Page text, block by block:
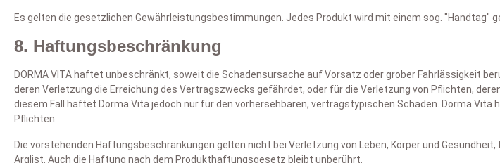
Es gelten die gesetzlichen Gewährleistungsbestimmungen. Jedes Produkt wird mit einem sog. "Handtag"
8. Haftungsbeschränkung
DORMA VITA haftet unbeschränkt, soweit die Schadensursache auf Vorsatz oder grober Fahrlässigkeit
deren Verletzung die Erreichung des Vertragszwecks gefährdet, oder für die Verletzung von Pflichten,
diesem Fall haftet Dorma Vita jedoch nur für den vorhersehbaren, vertragstypischen Schaden. Dorma
Pflichten.
Die vorstehenden Haftungsbeschränkungen gelten nicht bei Verletzung von Leben, Körper und
Arglist. Auch die Haftung nach dem Produkthaftungsgesetz bleibt unberührt.